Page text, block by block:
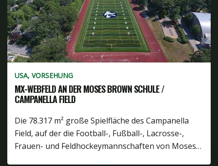
USA, VORSEHUNG
MX-WEBFELD AN DER MOSES BROWN SCHULE /
CAMPANELLA FIELD
Die 78.317 m² große Spielfläche des Campanella
Field, auf der die Football-, Fußball-, Lacrosse-,
Frauen- und Feldhockeymannschaften von Moses…